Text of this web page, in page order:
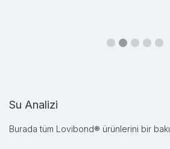
Su Analizi
Burada tüm Lovibond® ürünlerini bir